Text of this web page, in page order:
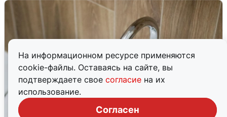
На информационном ресурсе применяются
cookie-файлы. Оставаясь на сайте, вы
подтверждаете свое согласие на их
использование.
Согласен